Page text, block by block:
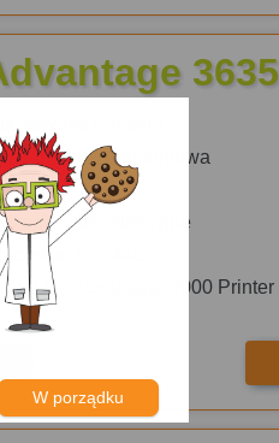
W porządku
3635
Hewlett Packard
druku:Atramentowa
wielofunkcyjne
Ink Advantage 3000 Printer